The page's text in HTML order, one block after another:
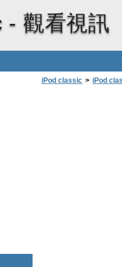
- 觀看視訊
iPod classic > iPod